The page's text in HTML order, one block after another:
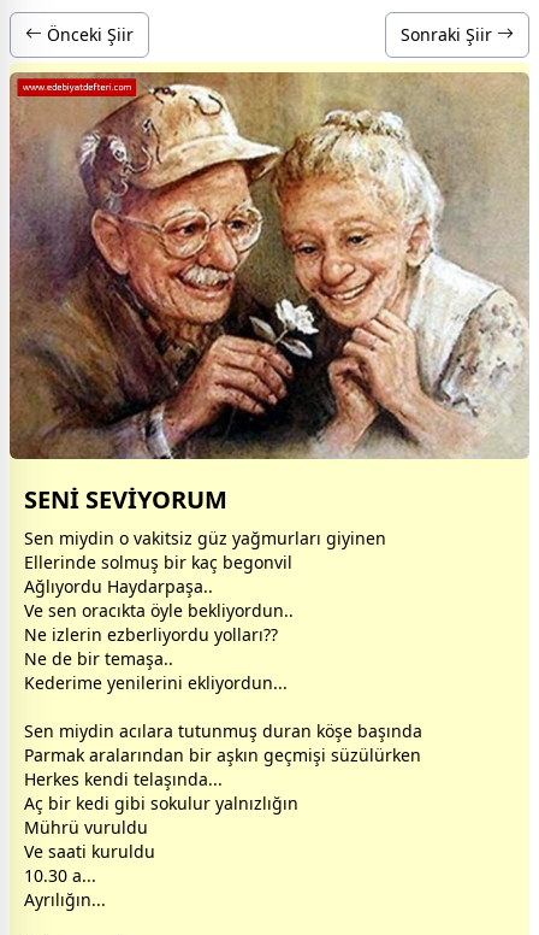
Önceki Şiir Sonraki Şiir
SENİ SEVİYORUM
Sen miydin o vakitsiz güz yağmurları giyinen
Ellerinde solmuş bir kaç begonvil
Ağlıyordu Haydarpaşa..
Ve sen oracıkta öyle bekliyordun..
Ne izlerin ezberliyordu yolları??
Ne de bir temaşa..
Kederime yenilerini ekliyordun...
Sen miydin acılara tutunmuş duran köşe başında
Parmak aralarından bir aşkın geçmişi süzülürken
Herkes kendi telaşında...
Aç bir kedi gibi sokulur yalnızlığın
Mührü vuruldu
Ve saati kuruldu
10.30 a...
Ayrılığın...